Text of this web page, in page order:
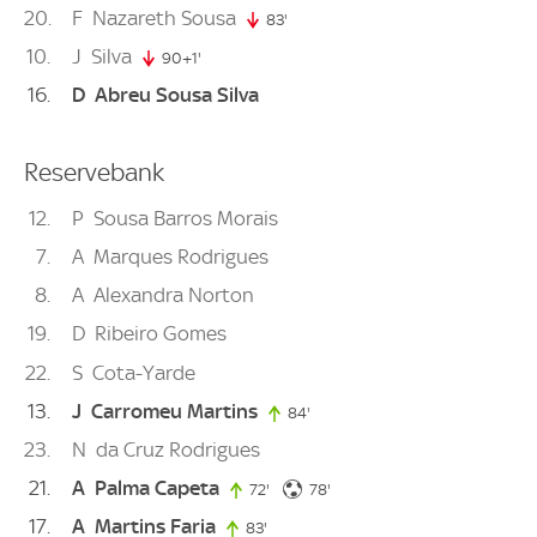
20 F Nazareth Sousa 83'
10 J Silva 90+1'
16 D Abreu Sousa Silva
Reservebank
12 P Sousa Barros Morais
7
A Marques Rodrigues
8
A Alexandra Norton
19
D Ribeiro Gomes
22
S Cota-Yarde
13
J Carromeu Martins 84'
23 N da Cruz Rodrigues
21
A Palma Capeta 72' 72. minute
78'
17 A Martins Faria 83'